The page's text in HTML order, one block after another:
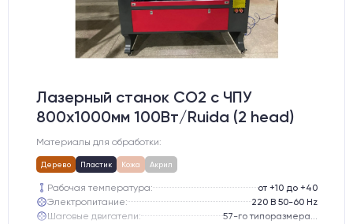
Лазерный станок CO2 c ЧПУ
800х1000мм 100Вт/Ruida (2 head)
Материалы для обработки:
Дерево Пластик Кожа Акрил
Рабочая температура:
от +10 до +40
Электропитание:
220 В 50-60 Hz
Шаговые двигатели: